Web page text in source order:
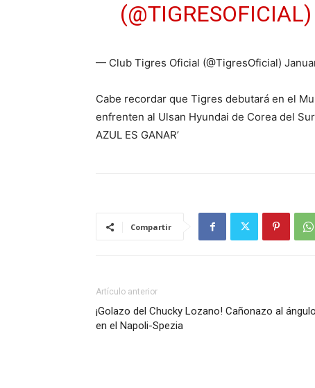
(@TIGRESOFICIAL)
— Club Tigres Oficial (@TigresOficial)
Cabe recordar que Tigres debutará en el
enfrenten al Ulsan Hyundai de Corea del
AZUL ES GANAR’
Compartir
Artículo anterior
¡Golazo del Chucky Lozano! Cañonazo al ángulo
en el Napoli-Spezia